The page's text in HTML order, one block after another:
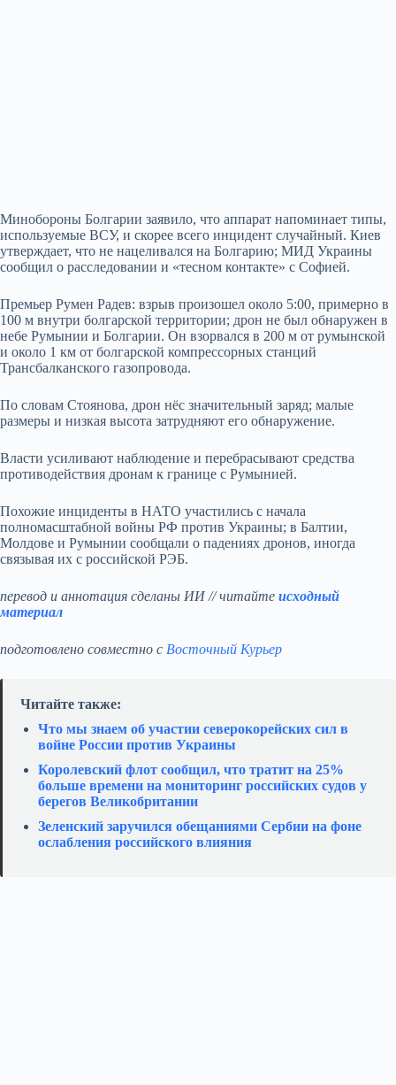
Минобороны Болгарии заявило, что аппарат напоминает типы,
используемые ВСУ, и скорее всего инцидент случайный. Киев
утверждает, что не нацеливался на Болгарию; МИД Украины
сообщил о расследовании и «тесном контакте» с Софией.
Премьер Румен Радев: взрыв произошел около 5:00, примерно в
100 м внутри болгарской территории; дрон не был обнаружен в
небе Румынии и Болгарии. Он взорвался в 200 м от румынской
и около 1 км от болгарской компрессорных станций
Трансбалканского газопровода.
По словам Стоянова, дрон нёс значительный заряд; малые
размеры и низкая высота затрудняют его обнаружение.
Власти усиливают наблюдение и перебрасывают средства
противодействия дронам к границе с Румынией.
Похожие инциденты в НАТО участились с начала
полномасштабной войны РФ против Украины; в Балтии,
Молдове и Румынии сообщали о падениях дронов, иногда
связывая их с российской РЭБ.
перевод и аннотация сделаны ИИ // читайте исходный
материал
подготовлено совместно с Восточный Курьер
Читайте также:
Что мы знаем об участии северокорейских сил в
войне России против Украины
Королевский флот сообщил, что тратит на 25%
больше времени на мониторинг российских судов у
берегов Великобритании
Зеленский заручился обещаниями Сербии на фоне
ослабления российского влияния